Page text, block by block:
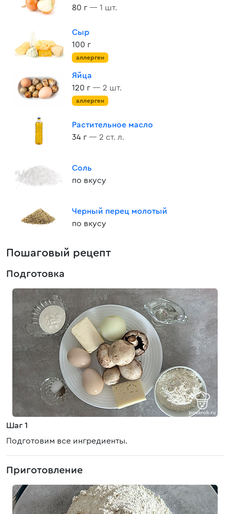
80 г — 1 шт.
Сыр
100 г
аллерген
Яйца
120 г — 2 шт.
аллерген
Растительное масло
34 г — 2 ст. л.
Соль
по вкусу
Черный перец молотый
по вкусу
Пошаговый рецепт
Подготовка
Шаг 1
Подготовим все ингредиенты.
Приготовление